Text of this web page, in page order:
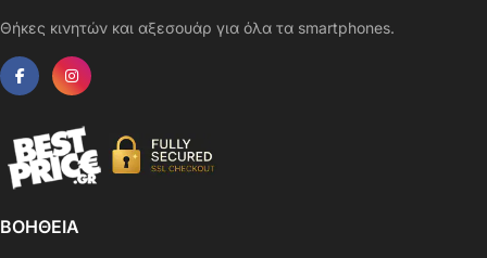
Θήκες κινητών και αξεσουάρ για όλα τα smartphones.
ΒΟΗΘΕΙΑ